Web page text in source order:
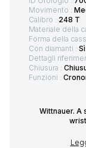
Movimento :
Calibro : 248 T
Materiale della
Forma della
Con diamanti : Sì
Dettagli
Chiusura :
Funzioni :
Wittnauer. A